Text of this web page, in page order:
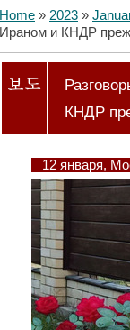
Home » 2023 »
Ираном и КНДР
КНДР
12 января,